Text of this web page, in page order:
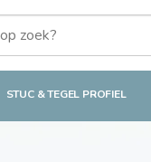
STUC & TEGEL PROFIEL